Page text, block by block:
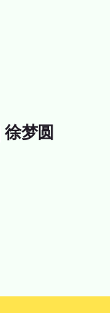
梦圆